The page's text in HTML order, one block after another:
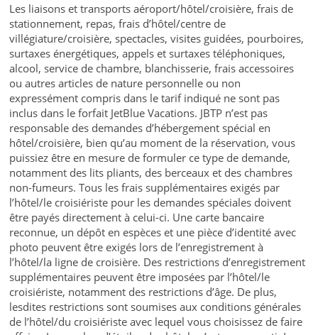
Les liaisons et transports aéroport/hôtel/croisière, frais de
stationnement, repas, frais d’hôtel/centre de
villégiature/croisière, spectacles, visites guidées, pourboires,
surtaxes énergétiques, appels et surtaxes téléphoniques,
alcool, service de chambre, blanchisserie, frais accessoires
ou autres articles de nature personnelle ou non
expressément compris dans le tarif indiqué ne sont pas
inclus dans le forfait JetBlue Vacations. JBTP n’est pas
responsable des demandes d’hébergement spécial en
hôtel/croisière, bien qu’au moment de la réservation, vous
puissiez être en mesure de formuler ce type de demande,
notamment des lits pliants, des berceaux et des chambres
non-fumeurs. Tous les frais supplémentaires exigés par
l’hôtel/le croisiériste pour les demandes spéciales doivent
être payés directement à celui-ci. Une carte bancaire
reconnue, un dépôt en espèces et une pièce d’identité avec
photo peuvent être exigés lors de l’enregistrement à
l’hôtel/la ligne de croisière. Des restrictions d’enregistrement
supplémentaires peuvent être imposées par l’hôtel/le
croisiériste, notamment des restrictions d’âge. De plus,
lesdites restrictions sont soumises aux conditions générales
de l’hôtel/du croisiériste avec lequel vous choisissez de faire